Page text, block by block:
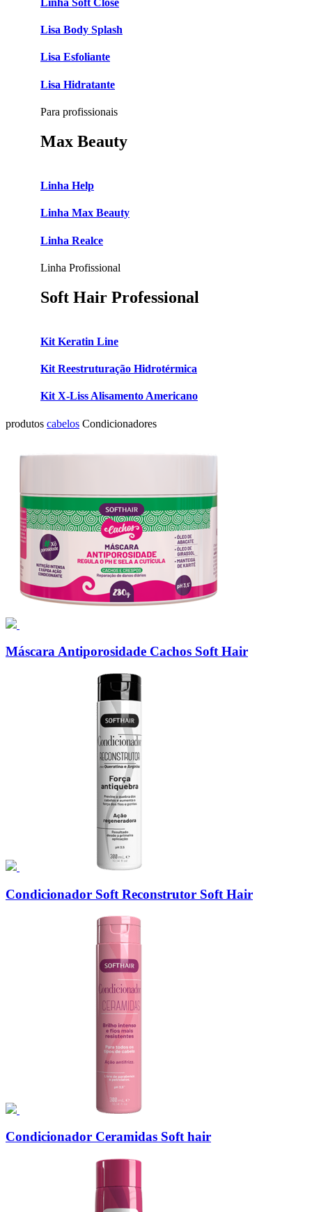
Linha Soft Close
Lisa Body Splash
Lisa Esfoliante
Lisa Hidratante
Para profissionais
Max Beauty
Linha Help
Linha Max Beauty
Linha Realce
Linha Profissional
Soft Hair Professional
Kit Keratin Line
Kit Reestruturação Hidrotérmica
Kit X-Liss Alisamento Americano
produtos cabelos Condicionadores
Máscara Antiporosidade Cachos Soft Hair
Condicionador Soft Reconstrutor Soft Hair
Condicionador Ceramidas Soft hair